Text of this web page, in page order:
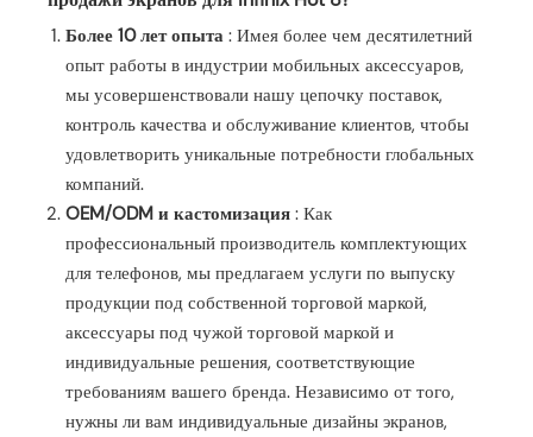
Более 10 лет опыта : Имея более чем десятилетний
опыт работы в индустрии мобильных аксессуаров,
мы усовершенствовали нашу цепочку поставок,
контроль качества и обслуживание клиентов, чтобы
удовлетворить уникальные потребности глобальных
компаний.
OEM/ODM и кастомизация : Как
профессиональный производитель комплектующих
для телефонов, мы предлагаем услуги по выпуску
продукции под собственной торговой маркой,
аксессуары под чужой торговой маркой и
индивидуальные решения, соответствующие
требованиям вашего бренда. Независимо от того,
нужны ли вам индивидуальные дизайны экранов,